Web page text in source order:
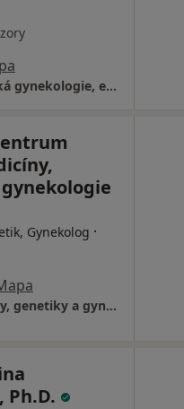
Gynartis, s.r.o., gynekologie, dětská gynekologie, estetická gynekologie
Gynekolog ·
FETMED - Centrum fetální medicíny, genetiky a gynekologie
Ph.D.